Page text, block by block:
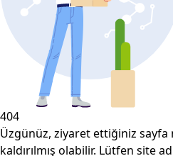
404
Üzgünüz, ziyaret ettiğiniz sayfa
kaldırılmış olabilir. Lütfen site